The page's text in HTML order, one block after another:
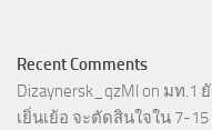
Recent Comments
Dizaynersk_qzMl on มท.1
เยิ่นเย้อ จะตัดสินใจใน 7-15